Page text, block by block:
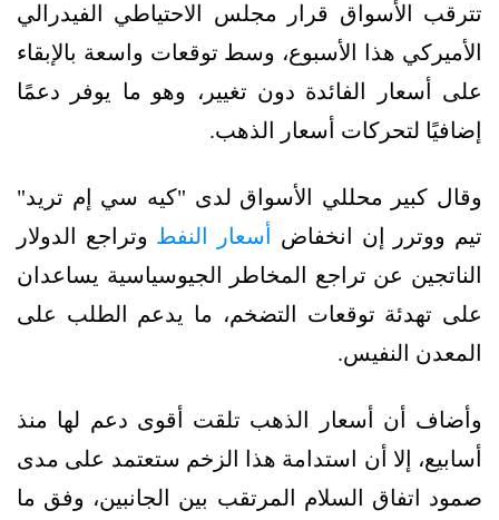
تترقب الأسواق قرار مجلس الاحتياطي الفيدرالي
الأميركي هذا الأسبوع، وسط توقعات واسعة بالإبقاء
على أسعار الفائدة دون تغيير، وهو ما يوفر دعمًا
إضافيًا لتحركات أسعار الذهب.
وقال كبير محللي الأسواق لدى "كيه سي إم تريد"
تيم ووترر إن انخفاض أسعار النفط وتراجع الدولار
الناتجين عن تراجع المخاطر الجيوسياسية يساعدان
على تهدئة توقعات التضخم، ما يدعم الطلب على
المعدن النفيس.
وأضاف أن أسعار الذهب تلقت أقوى دعم لها منذ
أسابيع، إلا أن استدامة هذا الزخم ستعتمد على مدى
صمود اتفاق السلام المرتقب بين الجانبين، وفق ما